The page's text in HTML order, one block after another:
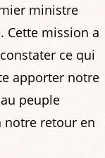
ministre
Cette mission a
ce qui
apporter notre
peuple
notre retour en